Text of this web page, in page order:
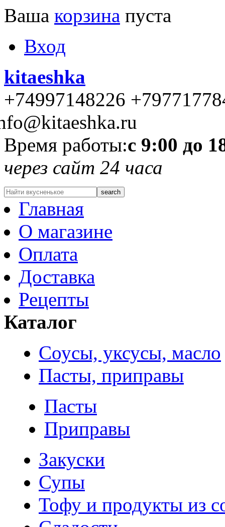
Ваша корзина пуста
Вход
kitaeshka
+74997148226
Время работы:с 9:00 до
через сайт 24 часа
Главная
О магазине
Оплата
Доставка
Рецепты
Каталог
Соусы, уксусы, масло
Пасты, приправы
Пасты
Приправы
Закуски
Супы
Тофу и продукты из